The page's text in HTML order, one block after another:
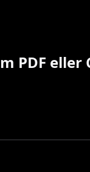
PDF eller